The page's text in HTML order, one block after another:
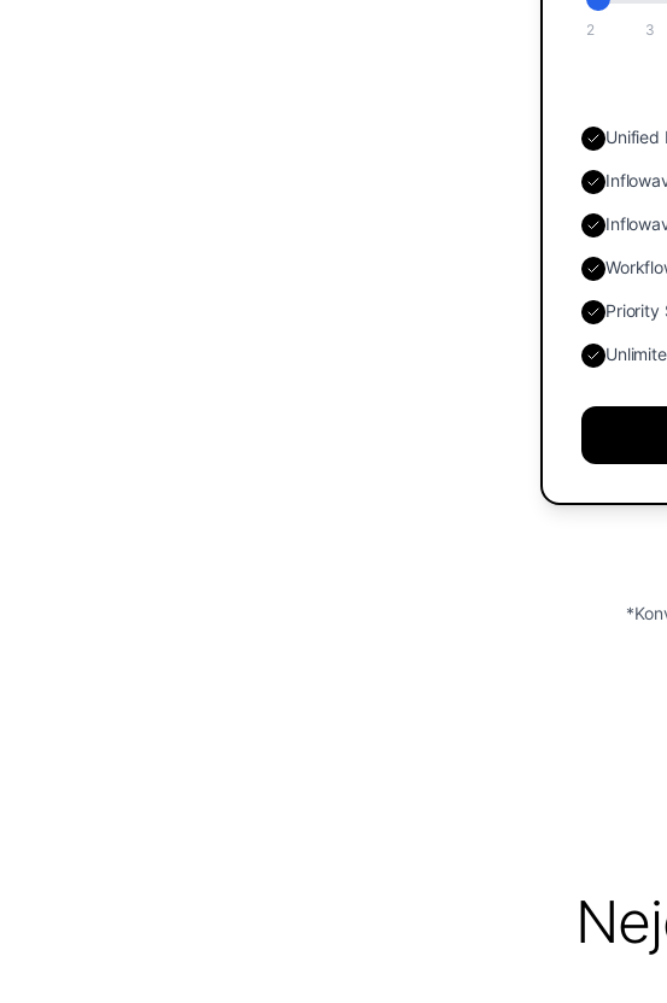
2 3
Unified
Priority